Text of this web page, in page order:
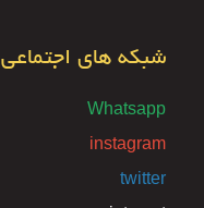
شبکه های اجتماعی
Whatsapp
instagram
twitter